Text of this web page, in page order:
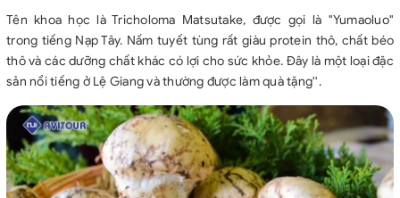
Tên khoa học là Tricholoma Matsutake, được gọi là "Yumaoluo"
trong tiếng Nạp Tây. Nấm tuyết tùng rất giàu protein thô, chất béo
thô và các dưỡng chất khác có lợi cho sức khỏe. Đây là một loại đặc
sản nổi tiếng ở Lệ Giang và thường được làm quà tặng''.